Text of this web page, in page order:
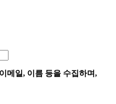
메일, 이름 등을 수집하며,